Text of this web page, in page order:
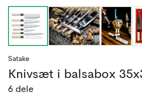
Satake
Knivsæt i balsabox
6 dele